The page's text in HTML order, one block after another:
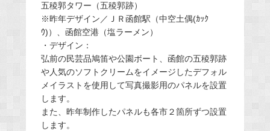
五稜郭タワー（五稜郭跡）
※昨年デザイン／ＪＲ函館駅（中空土偶(ｶｯｸ
ｳ)）、函館空港（塩ラーメン）
・デザイン：
弘前の民芸品鳩笛や公園ボート、函館の五稜郭跡
や人気のソフトクリームをイメージしたデフォル
メイラストを使用して写真撮影用のパネルを設置
します。
また、昨年制作したパネルも各市２箇所ずつ設置
します。